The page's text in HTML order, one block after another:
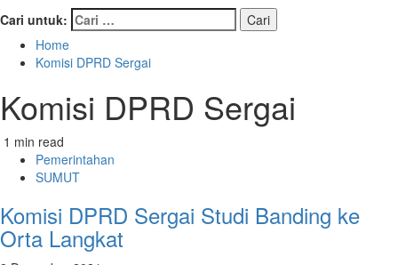
Cari untuk:
Home
Komisi DPRD Sergai
Komisi DPRD Sergai
1 min read
Pemerintahan
SUMUT
Komisi DPRD Sergai Studi Banding ke
Orta Langkat